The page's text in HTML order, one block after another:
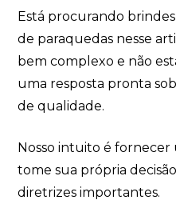
Está procurando
de paraquedas nesse
bem complexo e não
uma resposta pronta
de qualidade.
Nosso intuito é
tome sua própria
diretrizes importantes.